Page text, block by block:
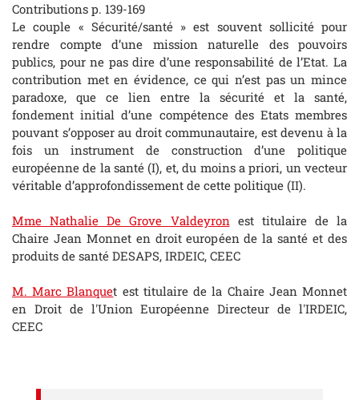
Contributions p. 139-169
Le couple « Sécurité/santé » est souvent sollicité pour
rendre compte d’une mission naturelle des pouvoirs
publics, pour ne pas dire d’une responsabilité de l’Etat. La
contribution met en évidence, ce qui n’est pas un mince
paradoxe, que ce lien entre la sécurité et la santé,
fondement initial d’une compétence des Etats membres
pouvant s’opposer au droit communautaire, est devenu à la
fois un instrument de construction d’une politique
européenne de la santé (I), et, du moins a priori, un vecteur
véritable d’approfondissement de cette politique (II).
Mme Nathalie De Grove Valdeyronest titulaire de la
Chaire Jean Monnet en droit européen de la santé et des
produits de santé DESAPS, IRDEIC, CEEC
M. Marc Blanquet est titulaire de la Chaire Jean Monnet
en Droit de l'Union Européenne Directeur de l'IRDEIC,
CEEC